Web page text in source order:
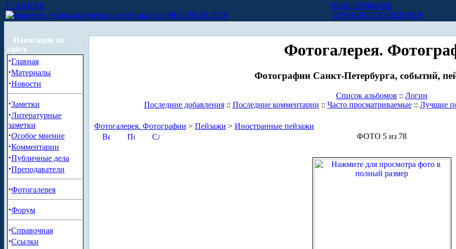
ГЛАВНАЯ
МЫСЛИ ВСЛУХ
ВАШ ПРОФИЛЬ
ЛИЧНЫЕ СООБЩЕНИЯ
Навигация по
сайту
·Главная
·Материалы
·Новости
·Заметки
·Литературные
заметки
·Особое мнение
·Комментарии
·Публичные дела
·Преподаватели
·Фотогалерея
·Форум
·Справочная
·Ссылки
Фотогалерея.
Фотографии Санкт-Петербурга, событий,
Список альбомов :: Логин
Последние добавления:: Последние комментарии :: Часто просматриваемые:: Лучшие
Фотогалерея. Фотографии > Пейзажи > Иностранные пейзажи
ФОТО 5 из 78